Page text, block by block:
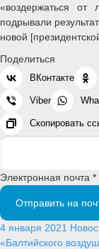
«воздержаться от
подрывали
новой
Поделиться
ВКонтакте
Viber
Скопировать
Электронная почта *
Отправить на
4 января 2021
«Балтийского